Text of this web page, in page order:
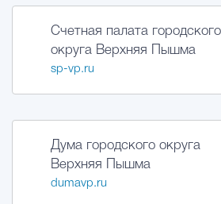
Счетная палата городского
округа Верхняя Пышма
sp-vp.ru
Дума городского округа
Верхняя Пышма
dumavp.ru